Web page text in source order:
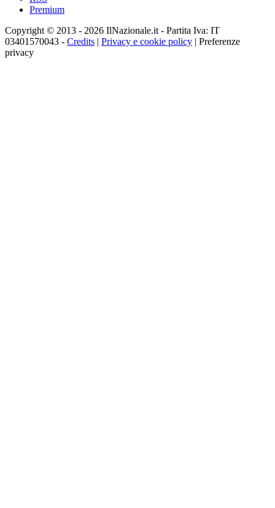
Premium
Copyright © 2013 - 2026 IlNazionale.it - Partita Iva: IT
03401570043 - Credits | Privacy e cookie policy | Preferenze
privacy